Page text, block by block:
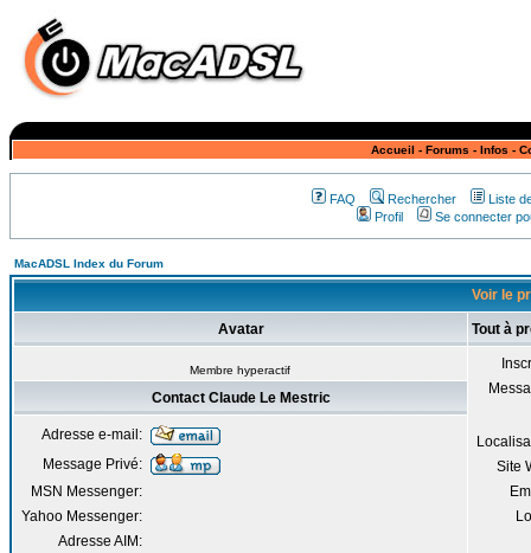
Accueil - Forums - Infos -
FAQ Rechercher
Liste
Profil
Se connecter
MacADSL Index du Forum
Voir le
Avatar Tout à
Membre hyperactif
Site
Contact Claude Le Mestric
Adresse e-mail:
Message Privé:
MSN Messenger:
Yahoo Messenger:
Adresse AIM: